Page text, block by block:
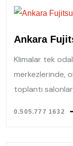
Ankara
Klimalar tek
merkezlerinde,
toplantı
0.505.777 1632